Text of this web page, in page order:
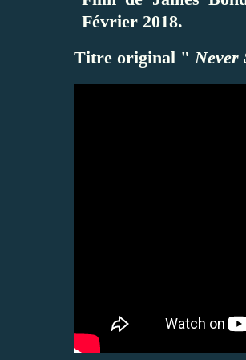
Février 2018.
Titre original " Never